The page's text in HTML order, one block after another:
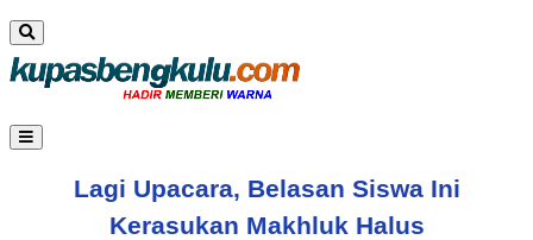
Lagi Upacara, Belasan Siswa Ini
Kerasukan Makhluk Halus